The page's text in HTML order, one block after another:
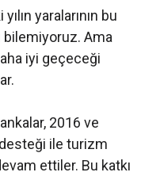
yaralarının bu
bilemiyoruz. Ama
iyi geçeceği
2016 ve
ile turizm
ettiler. Bu katkı